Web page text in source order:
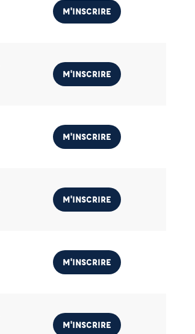
M'INSCRIRE
M'INSCRIRE
M'INSCRIRE
M'INSCRIRE
M'INSCRIRE
M'INSCRIRE